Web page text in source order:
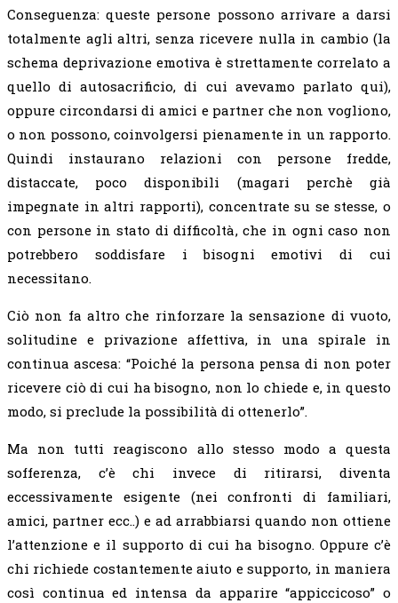
Conseguenza: queste persone possono arrivare a darsi
totalmente agli altri, senza ricevere nulla in cambio (la
schema deprivazione emotiva è strettamente correlato a
quello di autosacrificio, di cui avevamo parlato qui),
oppure circondarsi di amici e partner che non vogliono,
o non possono, coinvolgersi pienamente in un rapporto.
Quindi instaurano relazioni con persone fredde,
distaccate, poco disponibili (magari perchè già
impegnate in altri rapporti), concentrate su se stesse, o
con persone in stato di difficoltà, che in ogni caso non
potrebbero soddisfare i bisogni emotivi di cui
necessitano.
Ciò non fa altro che rinforzare la sensazione di vuoto,
solitudine e privazione affettiva, in una spirale in
continua ascesa: “Poiché la persona pensa di non poter
ricevere ciò di cui ha bisogno, non lo chiede e, in questo
modo, si preclude la possibilità di ottenerlo”.
Ma non tutti reagiscono allo stesso modo a questa
sofferenza, c’è chi invece di ritirarsi, diventa
eccessivamente esigente (nei confronti di familiari,
amici, partner ecc..) e ad arrabbiarsi quando non ottiene
l’attenzione e il supporto di cui ha bisogno. Oppure c’è
chi richiede costantemente aiuto e supporto, in maniera
così continua ed intensa da apparire “appiccicoso” o